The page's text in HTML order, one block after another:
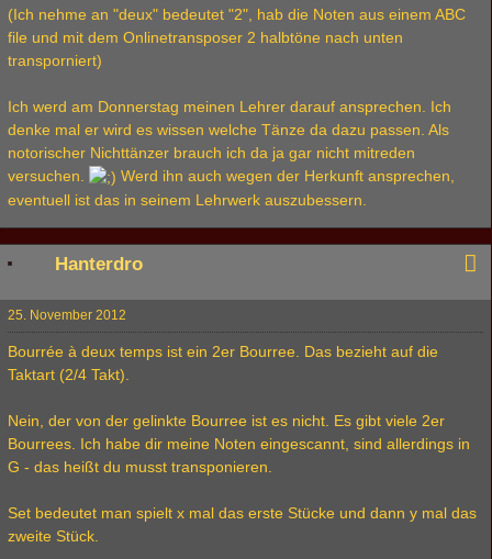
(Ich nehme an "deux" bedeutet "2", hab die Noten aus einem ABC
file und mit dem Onlinetransposer 2 halbtöne nach unten
transporniert)
Ich werd am Donnerstag meinen Lehrer darauf ansprechen. Ich
denke mal er wird es wissen welche Tänze da dazu passen. Als
notorischer Nichttänzer brauch ich da ja gar nicht mitreden
versuchen.
Werd ihn auch wegen der Herkunft ansprechen,
eventuell ist das in seinem Lehrwerk auszubessern.
Hanterdro
25. November 2012
Bourrée à deux temps ist ein 2er Bourree. Das bezieht auf die
Taktart (2/4 Takt).
Nein, der von der gelinkte Bourree ist es nicht. Es gibt viele 2er
Bourrees. Ich habe dir meine Noten eingescannt, sind allerdings in
G - das heißt du musst transponieren.
Set bedeutet man spielt x mal das erste Stücke und dann y mal das
zweite Stück.